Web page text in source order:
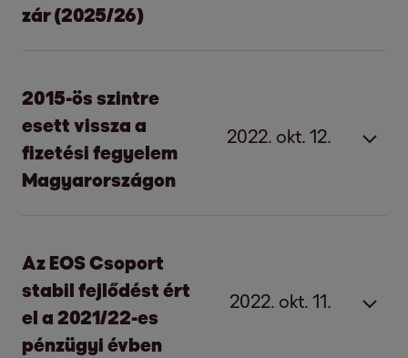
zár (2025/26)
Jelentős beruházások és
működési kiválóság:
Csoport sikeres üzleti évet zár
Hamburg, 2026. július 22.
növeli eredményét (EBITDA).
Az 1 milliárd eurós, követelésportfóliókba
irányuló jelentős beruházások ösztönzik
2015-ös szintre
esett vissza a
fizetési fegyelem
Magyarországon
2022. okt. 12.
fegyelem Magyarországon
Budapest, 2022. október 5.
2019-ig javuló tendencia után a
Az EOS Csoport
stabil fejlődést ért
el a 2021/22-es
pénzügyi évben
2022. okt. 11.